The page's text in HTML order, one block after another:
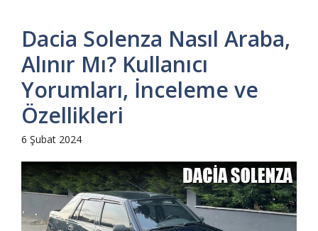
Dacia Solenza Nasıl Araba,
Alınır Mı? Kullanıcı
Yorumları, İnceleme ve
Özellikleri
6 Şubat 2024